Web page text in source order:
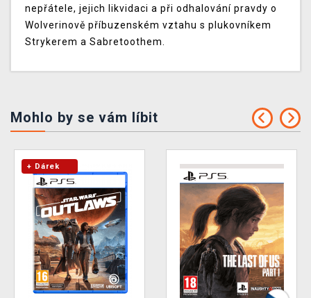
nepřátele, jejich likvidaci a při odhalování pravdy o
Wolverinově příbuzenském vztahu s plukovníkem
Strykerem a Sabretoothem.
Mohlo by se vám líbit
+ Dárek